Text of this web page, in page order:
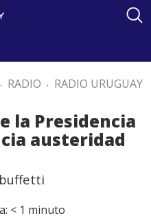
. RADIO . RADIO URUGUAY
la Presidencia
austeridad
< 1 minuto